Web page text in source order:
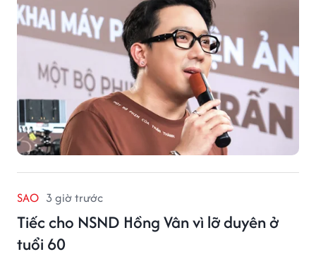
SAO 3 giờ trước
Tiếc cho NSND Hồng Vân vì lỡ duyên ở
tuổi 60